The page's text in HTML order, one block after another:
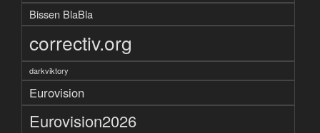
Bissen BlaBla
correctiv.org
darkviktory
Eurovision
Eurovision2026